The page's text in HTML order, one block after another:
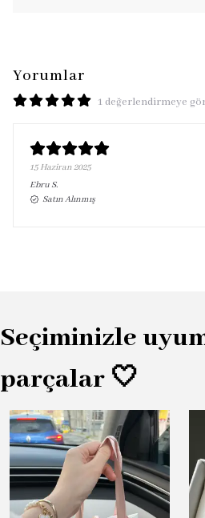
Yorumlar
1 değerlendirmeye
15 Haziran 2025
EbruS.
Satın Alınmış
Seçiminizle
parçalar 🤍